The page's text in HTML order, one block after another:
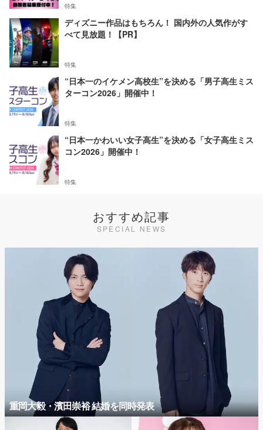
特集
ディズニー作品はもちろん！ 国内外の人気作がす
べて見放題！【PR】
特集
“日本一のイケメン高校生”を決める「男子高生ミス
ターコン2026」開催中！
特集
“日本一かわいい女子高生”を決める「女子高生ミス
コン2026」開催中！
特集
おすすめ記事
SPECIAL NEWS
重岡大毅・濱田崇裕 結婚を同時発表